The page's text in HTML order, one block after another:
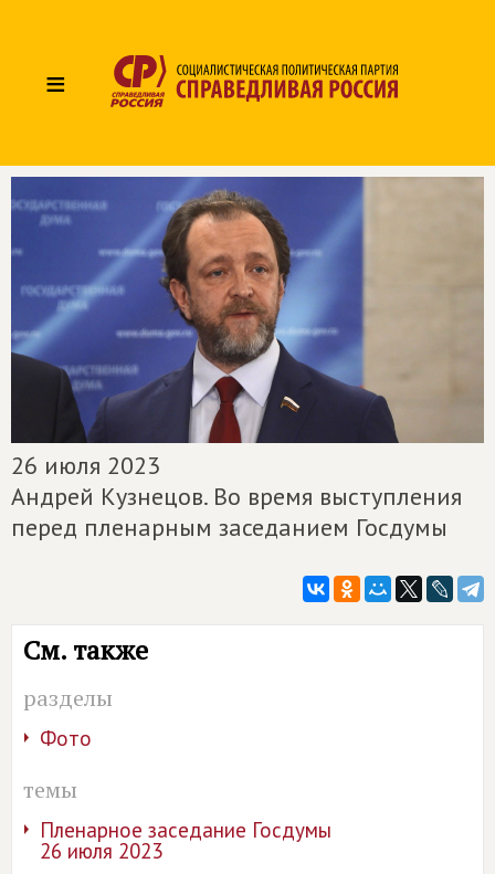
≡
26 июля 2023
Андрей Кузнецов. Во время выступления
перед пленарным заседанием Госдумы
См. также
разделы
Фото
темы
Пленарное заседание Госдумы
26 июля 2023